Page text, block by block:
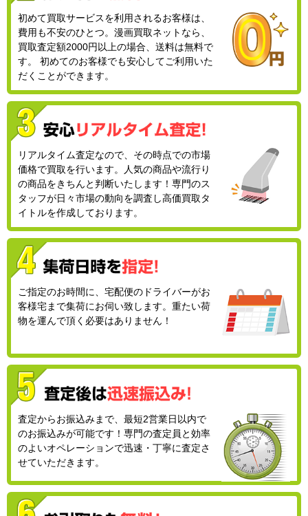
初めて買取サービスを利用されるお客様は、
費用も不安のひとつ。漫画買取ネットなら、
買取査定額2000円以上の場合、送料は無料で
す。 初めてのお客様でも安心してご利用いた
だくことができます。
リアルタイム査定なので、その時点での市場
価格で買取を行います。人気の商品や流行り
の商品をきちんと判断いたします！専門のス
タッフが日々市場の動向を調査し高価買取タ
イトルを作成しております。
ご指定のお時間に、宅配便のドライバーがお
客様宅まで集荷にお伺い致します。重たい荷
物を運んで頂く必要はありません！
査定からお振込みまで、最短2営業日以内で
のお振込みが可能です！専門の査定員と効率
のよいオペレーションで迅速・丁寧に査定さ
せていただきます。